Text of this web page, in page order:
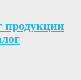
продукции